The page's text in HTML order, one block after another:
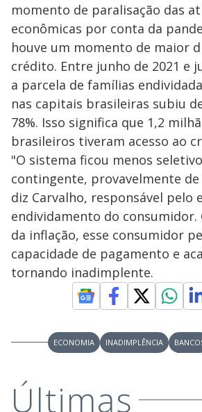
momento de paralisação das
econômicas por conta da
houve um momento de maior
crédito. Entre junho de 2021 e
a parcela de famílias
nas capitais brasileiras subiu
78%. Isso significa que 1,2
brasileiros tiveram acesso ao
"O sistema ficou menos
contingente, provavelmente
diz Carvalho, responsável pelo
endividamento do consumidor.
da inflação, esse consumidor
capacidade de pagamento e
tornando inadimplente.
ECONOMIA INADIMPLÊNCIA
Últimas